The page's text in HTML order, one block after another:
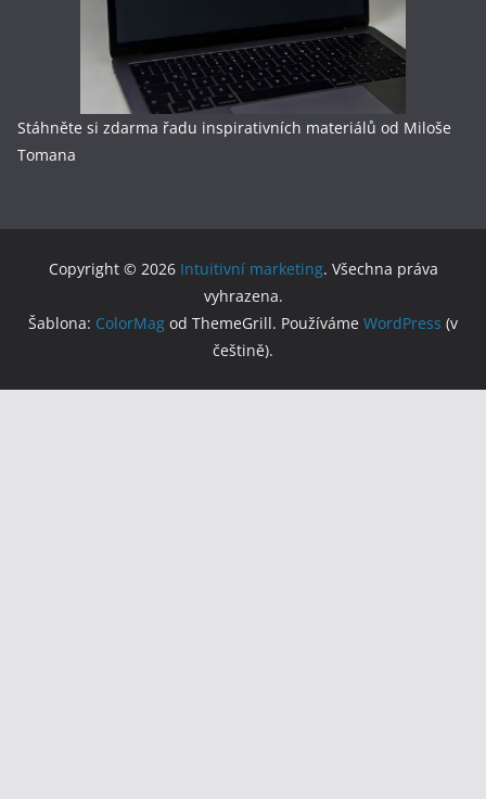
Stáhněte si zdarma řadu inspirativních materiálů od Miloše
Tomana
Copyright © 2026 Intuitivní marketing. Všechna práva
vyhrazena.
Šablona: ColorMag od ThemeGrill. Používáme WordPress (v
češtině).